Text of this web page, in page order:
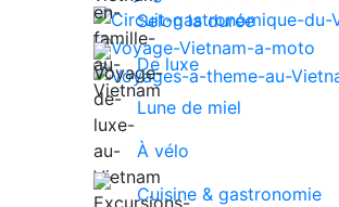
Selon la durée
De luxe
Lune de miel
À vélo
Cuisine & gastronomie